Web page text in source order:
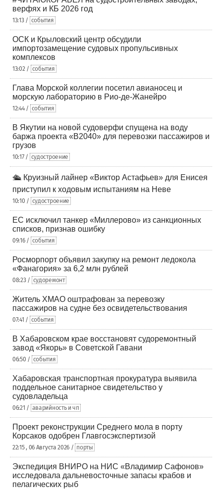
верфях и КБ 2026 год
13:13 / события
ОСК и Крыловский центр обсудили
импортозамещение судовых пропульсивных
комплексов
13:02 / события
Глава Морской коллегии посетил авианосец и
морскую лабораторию в Рио-де-Жанейро
12:44 / события
В Якутии на новой судоверфи спущена на воду
баржа проекта «В2040» для перевозки пассажиров и
грузов
10:17 / судостроение
🛳️ Круизный лайнер «Виктор Астафьев» для Енисея
приступил к ходовым испытаниям на Неве
10:10 / судостроение
ЕС исключил танкер «Миллерово» из санкционных
списков, признав ошибку
09:16 / события
Росморпорт объявил закупку на ремонт ледокола
«Фанагория» за 6,2 млн рублей
08:23 / судоремонт
Житель ХМАО оштрафован за перевозку
пассажиров на судне без освидетельствования
07:41 / события
В Хабаровском крае восстановят судоремонтный
завод «Якорь» в Советской Гавани
06:50 / события
Хабаровская транспортная прокуратура выявила
поддельное санитарное свидетельство у
судовладельца
06:21 / аварийность и чп
Проект реконструкции Среднего мола в порту
Корсаков одобрен Главгосэкспертизой
22:15 , 06 Августа 2026 / порты
Экспедиция ВНИРО на НИС «Владимир Сафонов»
исследовала дальневосточные запасы крабов и
пелагических рыб